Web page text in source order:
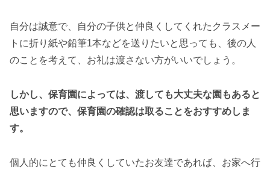
自分は誠意で、自分の子供と仲良くしてくれたクラスメー
トに折り紙や鉛筆1本などを送りたいと思っても、後の人
のことを考えて、お礼は渡さない方がいいでしょう。
しかし、保育園によっては、渡しても大丈夫な園もあると
思いますので、保育園の確認は取ることをおすすめしま
す。
個人的にとても仲良くしていたお友達であれば、お家へ行